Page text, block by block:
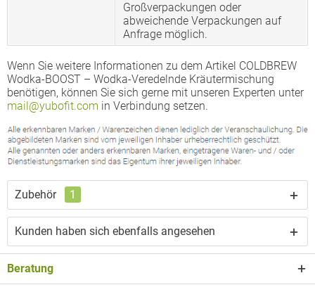
Großverpackungen oder
abweichende Verpackungen auf
Anfrage möglich.
Wenn Sie weitere Informationen zu dem Artikel COLDBREW
Wodka-BOOST – Wodka-Veredelnde Kräutermischung
benötigen, können Sie sich gerne mit unseren Experten unter
mail@yubofit.com in Verbindung setzen.
Zubehör 1
Kunden haben sich ebenfalls angesehen
Beratung